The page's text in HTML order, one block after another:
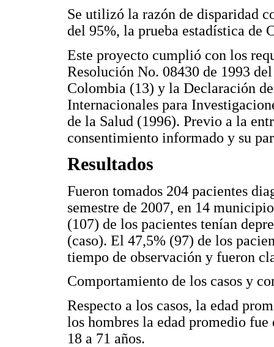
Se utilizó la razón de disparidad
del 95%, la prueba estadística de
Este proyecto cumplió con los
Resolución No. 08430 de 1993
Colombia (13) y la Declaración
Internacionales para
de la Salud (1996). Previo a la
consentimiento informado y su
Resultados
Fueron tomados 204 pacientes
semestre de 2007, en 14
(107) de los pacientes tenían
(caso). El 47,5% (97) de los
tiempo de observación y fueron
Comportamiento de los casos y
Respecto a los casos, la edad
los hombres la edad promedio
18 a 71 años.